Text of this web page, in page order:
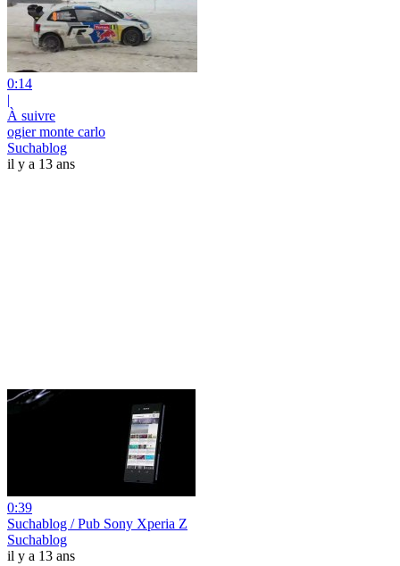
0:14
|
À suivre
ogier monte carlo
Suchablog
il y a 13 ans
0:39
Suchablog / Pub Sony Xperia Z
Suchablog
il y a 13 ans